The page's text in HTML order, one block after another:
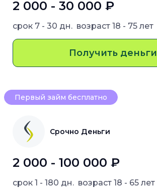
2 000 - 30 000 ₽
срок 7 - 30 дн. возраст 18 - 75 лет
Получить деньги
Первый займ бесплатно
Срочно Деньги
2 000 - 100 000 ₽
срок 1 - 180 дн. возраст 18 - 65 лет